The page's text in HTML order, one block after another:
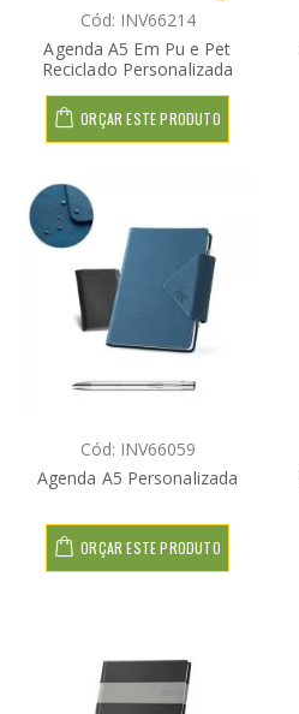
Cód: INV66214
Agenda A5 Em Pu e Pet
Reciclado Personalizada
ORÇAR ESTE PRODUTO
Cód: INV66059
Agenda A5 Personalizada
ORÇAR ESTE PRODUTO